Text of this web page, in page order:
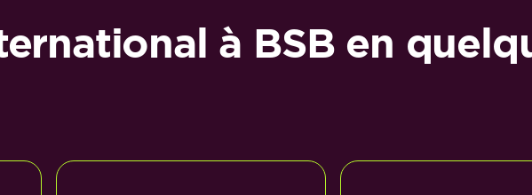
à BSB en